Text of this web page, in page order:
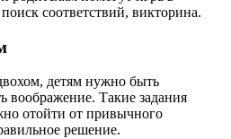
соответствий, викторина.
детям нужно быть
воображение. Такие задания
отойти от привычного
решение.